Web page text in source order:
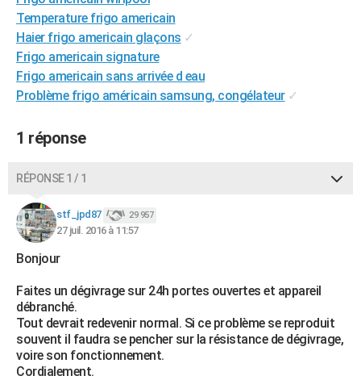
Destinations
City break
Voyage nature
Voyage de noces
Forum
Climat
+PHOTO
GUIDES D'ACHAT
BONS PLANS
Carte de Noël
Carte Bonne année
Carte Saint-Valentin
Carte Pâques
Carte d'anniversaire
DICTIONNAIRE
Dictionnaire
Biographies
Citations
Expressions
Proverbes
PROGRAMME TV
COPAINS D'AVANT
S'inscrire
Se connecter
Lycées
Collèges
Primaires
Universités
Entreprises
Service militaire
Avis de recherche
Bricolage
Lifestyle
Culture
Sport
Auto
Television
Voyage
Cinema
Temperature frigo americain
Haier frigo americain glaçons ✓
Frigo americain signature
Frigo americain sans arrivée d eau
Problème frigo américain samsung, congélateur ✓
1 réponse
RÉPONSE 1 / 1
stf_jpd87 29 957
27 juil. 2016 à 11:57
Bonjour
Faites un dégivrage sur 24h portes ouvertes et appareil
débranché.
Tout devrait redevenir normal. Si ce problème se reproduit
souvent il faudra se pencher sur la résistance de dégivrage,
voire son fonctionnement.
Cordialement.